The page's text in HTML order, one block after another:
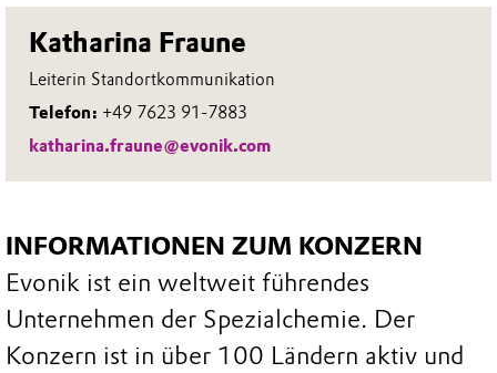
Katharina Fraune
Leiterin Standortkommunikation
Telefon: +49 7623 91-7883
katharina.fraune@evonik.com
INFORMATIONEN ZUM KONZERN
Evonik ist ein weltweit führendes
Unternehmen der Spezialchemie. Der
Konzern ist in über 100 Ländern aktiv und